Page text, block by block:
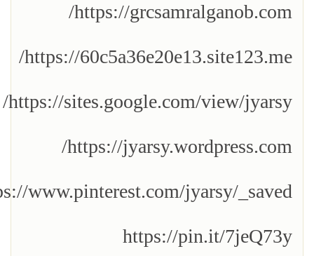
https://grcsamralganob.com/
https://60c5a36e20e13.site123.me/
https://sites.google.com/view/jyarsy/
https://jyarsy.wordpress.com/
www.pinterest.com/jyarsy/_saved/
https://pin.it/7jeQ73y